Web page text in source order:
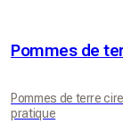
Pommes de
Pommes de terre
pratique